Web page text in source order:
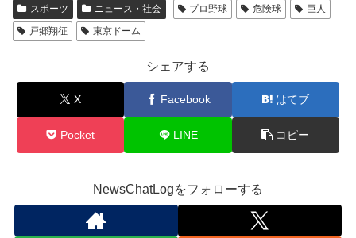
スポーツ ニュース・社会 プロ野球 危険球
巨人
戸郷翔征
東京ドーム
シェアする
X Facebook はてブ
Pocket LINE コピー
NewsChatLogをフォローする